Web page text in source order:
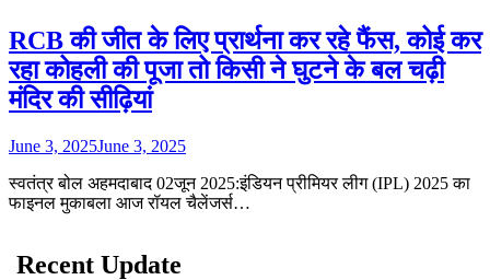
RCB की जीत के लिए प्रार्थना कर रहे फैंस, कोई कर
रहा कोहली की पूजा तो किसी ने घुटने के बल चढ़ी
मंदिर की सीढ़ियां
June 3, 2025June 3, 2025
स्वतंत्र बोल अहमदाबाद 02जून 2025:इंडियन प्रीमियर लीग (IPL) 2025 का
फाइनल मुकाबला आज रॉयल चैलेंजर्स…
Recent Update